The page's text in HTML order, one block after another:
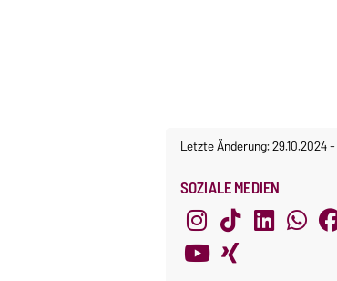
Letzte Änderung: 29.10.2024-
SOZIALE MEDIEN